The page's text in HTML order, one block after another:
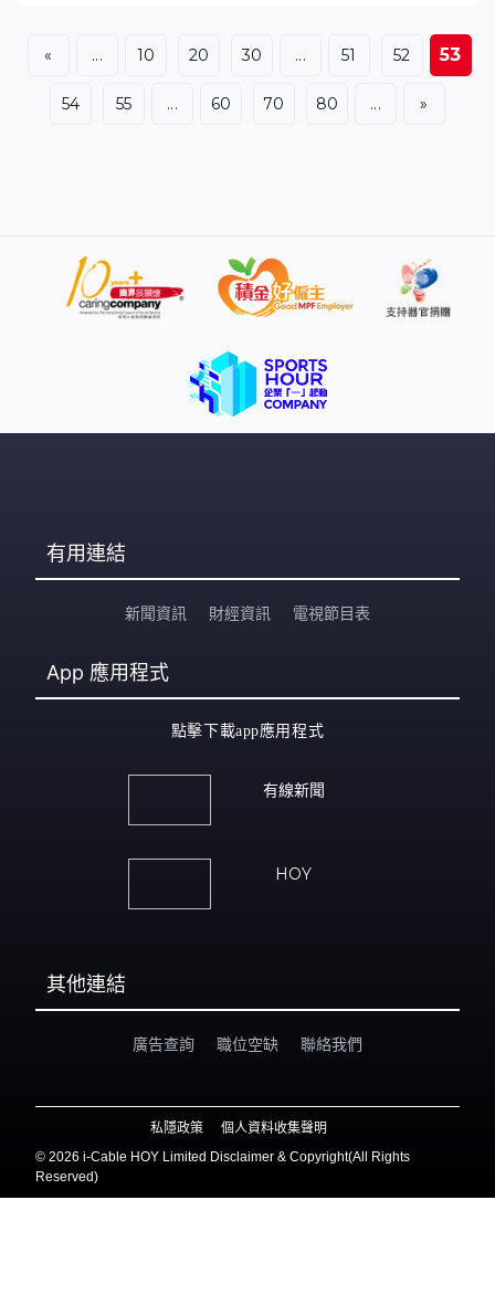
瀆，涉嫌作出違反公德的行為。人員到場調查後，以「有
違公德」罪名拘捕該名57歲男司機。 警方確認被捕人為駐
守香港仔分區的休班輔警，現已被停職。警隊表示非常重
« ... 10 20 30 ... 51 52 53
54 55 ... 60 70 80 ... »
有用連結
新聞資訊 財經資訊 電視節目表
App 應用程式
點擊下載app應用程式
有線新聞
HOY
其他連結
廣告查詢 職位空缺 聯絡我們
私隱政策
個人資料收集聲明
© 2026 i-Cable HOY Limited Disclaimer & Copyright(All Rights
Reserved)